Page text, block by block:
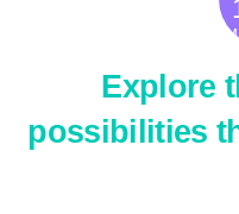
Explore
possibilities